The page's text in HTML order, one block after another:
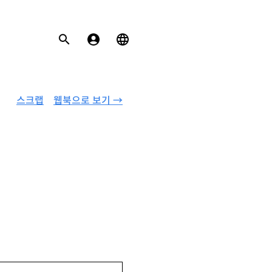
웹북으로 보기 →
스크랩